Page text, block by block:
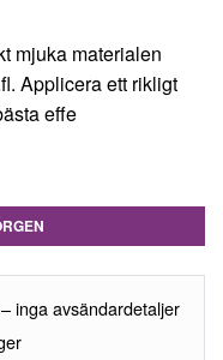
mjuka materialen
Applicera ett rikligt
effe
inga avsändardetaljer